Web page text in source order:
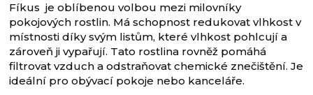
Fíkus je oblíbenou volbou mezi milovníky
pokojových rostlin. Má schopnost redukovat vlhkost v
místnosti díky svým listům, které vlhkost pohlcují a
zároveň ji vypařují. Tato rostlina rovněž pomáhá
filtrovat vzduch a odstraňovat chemické znečištění. Je
ideální pro obývací pokoje nebo kanceláře.